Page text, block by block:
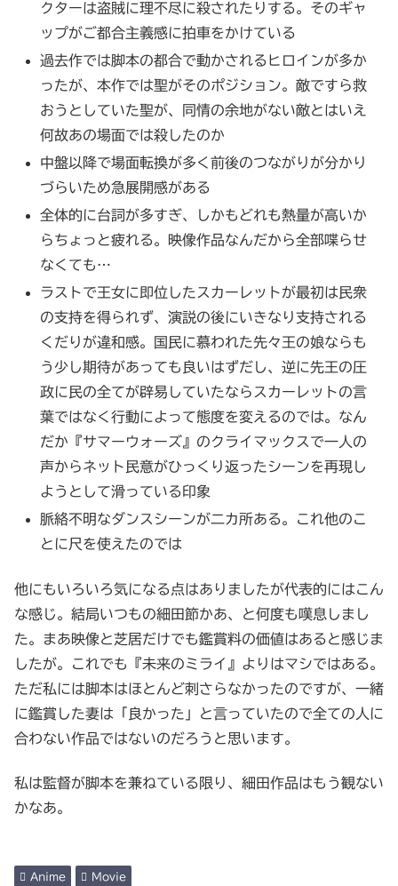
クターは盗賊に理不尽に殺されたりする。そのギャ
ップがご都合主義感に拍車をかけている
過去作では脚本の都合で動かされるヒロインが多か
ったが、本作では聖がそのポジション。敵ですら救
おうとしていた聖が、同情の余地がない敵とはいえ
何故あの場面では殺したのか
中盤以降で場面転換が多く前後のつながりが分かり
づらいため急展開感がある
全体的に台詞が多すぎ、しかもどれも熱量が高いか
らちょっと疲れる。映像作品なんだから全部喋らせ
なくても…
ラストで王女に即位したスカーレットが最初は民衆
の支持を得られず、演説の後にいきなり支持される
くだりが違和感。国民に慕われた先々王の娘ならも
う少し期待があっても良いはずだし、逆に先王の圧
政に民の全てが辟易していたならスカーレットの言
葉ではなく行動によって態度を変えるのでは。なん
だか『サマーウォーズ』のクライマックスで一人の
声からネット民意がひっくり返ったシーンを再現し
ようとして滑っている印象
脈絡不明なダンスシーンが二カ所ある。これ他のこ
とに尺を使えたのでは
他にもいろいろ気になる点はありましたが代表的にはこん
な感じ。結局いつもの細田節かあ、と何度も嘆息しまし
た。まあ映像と芝居だけでも鑑賞料の価値はあると感じま
したが。これでも『未来のミライ』よりはマシではある。
ただ私には脚本はほとんど刺さらなかったのですが、一緒
に鑑賞した妻は「良かった」と言っていたので全ての人に
合わない作品ではないのだろうと思います。
私は監督が脚本を兼ねている限り、細田作品はもう観ない
かなあ。
Anime Movie